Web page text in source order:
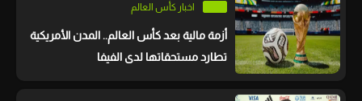
اخبار كأس العالم
أزمة مالية بعد كأس العالم.. المدن الأمريكية
تطارد مستحقاتها لدى الفيفا